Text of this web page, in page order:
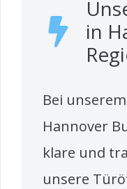
in
Bei
Hannover
klare und
unsere